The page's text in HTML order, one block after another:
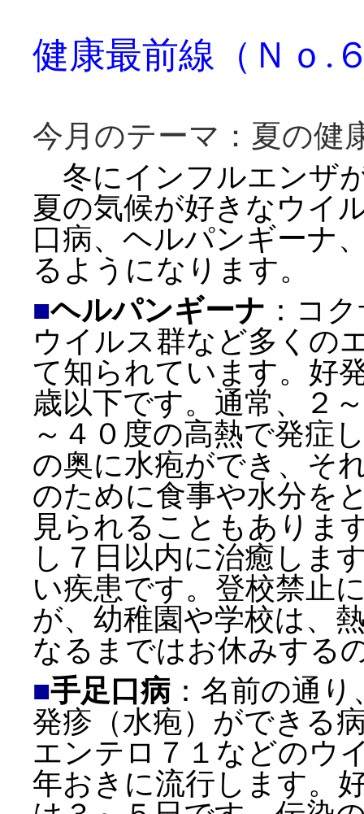
健康最前線（Ｎｏ.
今月のテーマ：夏の健
冬にインフルエンザ
夏の気候が好きなウイ
口病、ヘルパンギーナ
るようになります。
■ヘルパンギーナ ：コ
ウイルス群など多くの
て知られています。好
歳以下です。通常、２
～４０度の高熱で発症
の奥に水疱ができ、そ
のために食事や水分を
見られることもありま
し７日以内に治癒しま
い疾患です。登校禁止
が、幼稚園や学校は、
なるまではお休みする
■手足口病：名前の通り
発疹（水疱）ができる
エンテロ７１などのウ
年おきに流行します。